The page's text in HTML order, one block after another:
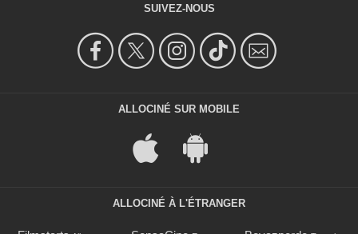
SUIVEZ-NOUS
ALLOCINÉ SUR MOBILE
ALLOCINÉ À L'ÉTRANGER